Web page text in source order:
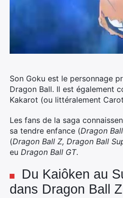
Son Goku est le personnage
Dragon Ball. Il est également
Kakarot (ou littéralement
Les fans de la saga
sa tendre enfance (Dragon Ball
(Dragon Ball Z, Dragon Ball
eu Dragon Ball GT.
Du Kaiôken au
dans Dragon Ball Z